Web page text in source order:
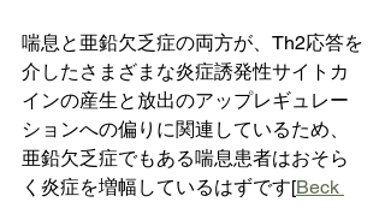
喘息と亜鉛欠乏症の両方が、Th2応答を
介したさまざまな炎症誘発性サイトカ
インの産生と放出のアップレギュレー
ションへの偏りに関連しているため、
亜鉛欠乏症でもある喘息患者はおそら
く炎症を増幅しているはずです[Beck